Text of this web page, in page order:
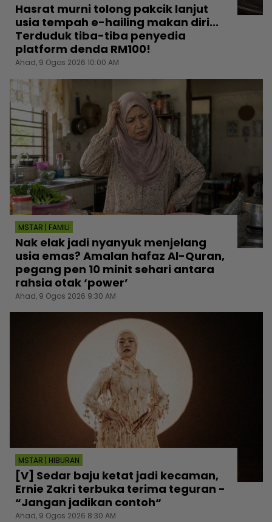
Hasrat murni tolong pakcik lanjut
usia tempah e-hailing makan diri...
Terduduk tiba-tiba penyedia
platform denda RM100!
Ahad, 9 Ogos 2026 10:00 AM
MSTAR | FAMILI
Nak elak jadi nyanyuk menjelang
usia emas? Amalan hafaz Al-Quran,
pegang pen 10 minit sehari antara
rahsia otak ‘power’
Ahad, 9 Ogos 2026 9:30 AM
MSTAR | HIBURAN
[V] Sedar baju ketat jadi kecaman,
Ernie Zakri terbuka terima teguran -
“Jangan jadikan contoh“
Ahad, 9 Ogos 2026 8:30 AM